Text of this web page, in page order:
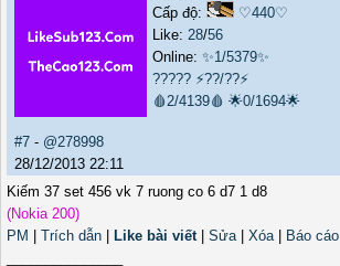
Cấp độ:
♡440♡
Like: 28/56
Online: ✨1/5379✨
????? ⚡??/??⚡
🩸2/4139🩸 🌟0/1694🌟
#7 - @278998
28/12/2013 22:11
Kiếm 37 set 456 vk 7 ruong co 6 d7 1 d8
(Nokia 200)
PM
Trích dẫn Like bài viết| Sửa| Xóa| Báo cáo